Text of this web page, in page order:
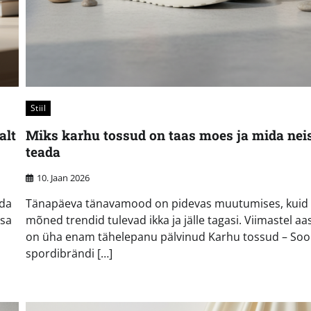
Stiil
Miks karhu tossud on taas moes ja mida
teada
10. Jaan 2026
Tänapäeva tänavamood on pidevas muutumises, kuid
mõned trendid tulevad ikka ja jälle tagasi. Viimastel
on üha enam tähelepanu pälvinud Karhu tossud –
spordibrändi […]